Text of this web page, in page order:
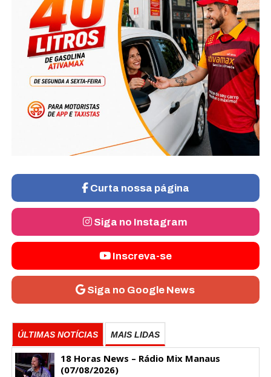
Curta nossa página
Siga no Instagram
Inscreva-se
Siga no Google News
ÚLTIMAS NOTÍCIAS MAIS LIDAS
18 Horas News​​​​​​​​​​​​ – Rádio Mix Manaus
(07/08/2026)